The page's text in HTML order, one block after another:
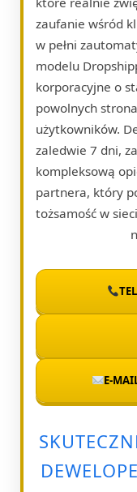
zaufanie wśród
w pełni
modelu
korporacyjne o
powolnych
użytkowników.
zaledwie 7 dni,
kompleksową
partnera, który
tożsamość w
E-